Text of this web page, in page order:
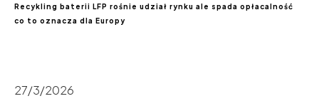
Recykling baterii LFP rośnie udział rynku ale spada opłacalność
co to oznacza dla Europy
27/3/2026